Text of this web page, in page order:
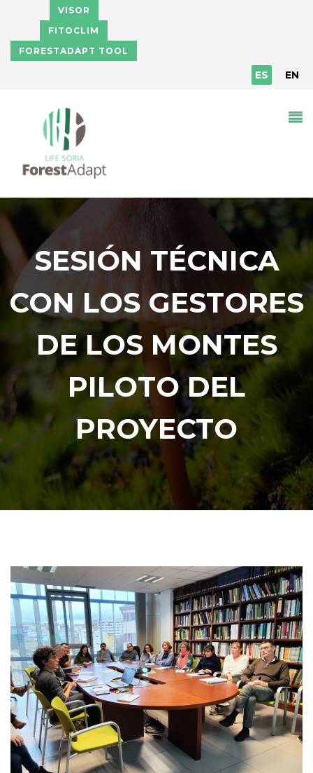
Pasar al contenido principal
VISOR
FITOCLIM
FORESTADAPT TOOL
ES EN
SESIÓN TÉCNICA
CON LOS GESTORES
DE LOS MONTES
PILOTO DEL
PROYECTO